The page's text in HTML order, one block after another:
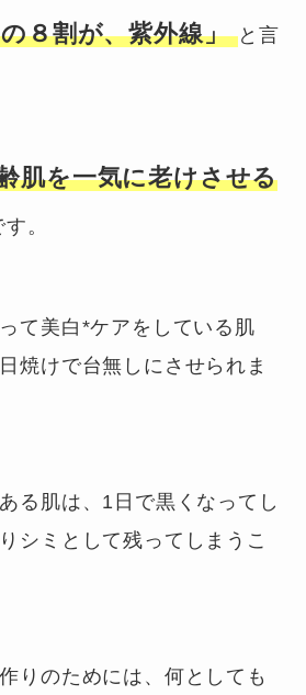
８割が、紫外線」 と言
肌を一気に老けさせる
。
て美白*ケアをしている肌
焼けで台無しにさせられま
る肌は、1日で黒くなってし
シミとして残ってしまうこ
りのためには、何としても